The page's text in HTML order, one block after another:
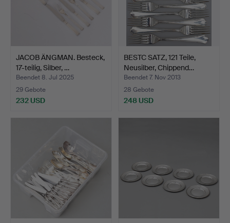
JACOB ÄNGMAN. Besteck,
17-teilig, Silber, …
Beendet 8. Jul 2025
29 Gebote
232 USD
BESTC SATZ, 121 Teile,
Neusilber, Chippend…
Beendet 7. Nov 2013
28 Gebote
248 USD